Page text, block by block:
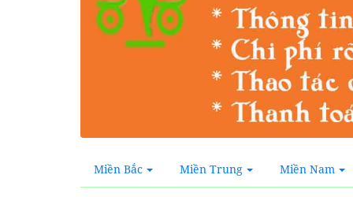
Miền Bắc Miền Trung Miền Nam